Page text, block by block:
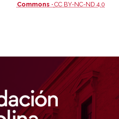
Commons · CC BY-NC-ND 4.0